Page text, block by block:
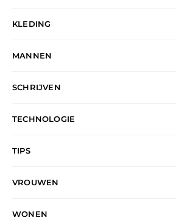
KLEDING
MANNEN
SCHRIJVEN
TECHNOLOGIE
TIPS
VROUWEN
WONEN